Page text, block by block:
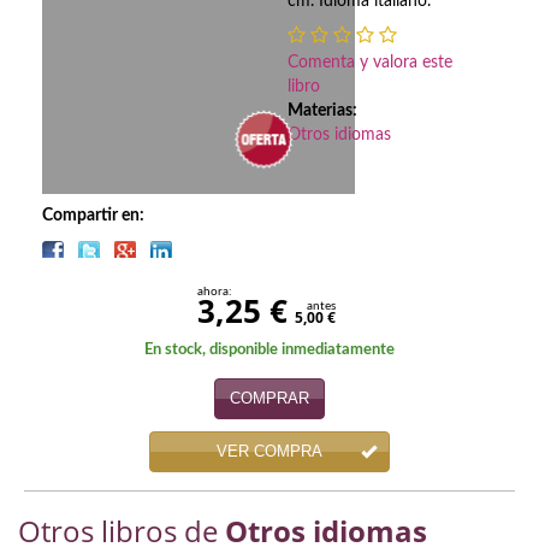
Cómic
Cuentos y relatos
Divulgación científica
Compartir en:
Comenta y valora este
libro
Materias:
Otros idiomas
ahora:
3,25 € antes
5,00 €
En stock, disponible inmediatamente
COMPRAR
VER COMPRA
Otros libros de Otros idiomas